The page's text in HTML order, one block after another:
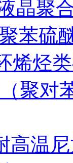
晶聚
苯硫
烯烃
聚对
高温